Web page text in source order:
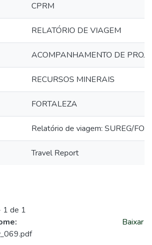
CPRM
RELATÓRIO DE VIAGEM
ACOMPANHAMENTO DE
RECURSOS MINERAIS
FORTALEZA
Relatório de viagem: SUREG/FO
Travel Report
1 de 1
Baixar